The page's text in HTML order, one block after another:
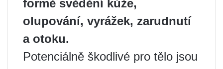
formě svědění kůže,
olupování, vyrážek, zarudnutí
a otoku.
Potenciálně škodlivé pro tělo jsou